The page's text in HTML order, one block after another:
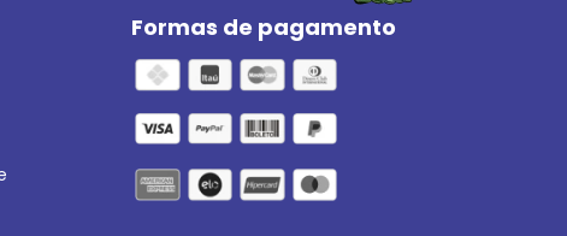
Formas de pagamento